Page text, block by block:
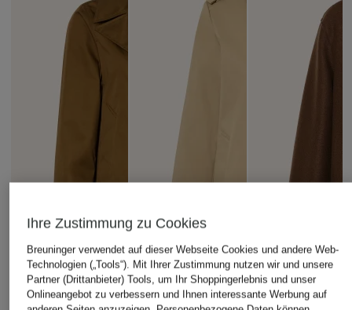
Ihre Zustimmung zu Cookies
Breuninger verwendet auf dieser Webseite Cookies und andere Web-
Technologien („Tools“). Mit Ihrer Zustimmung nutzen wir und unsere
Partner (Drittanbieter) Tools, um Ihr Shoppingerlebnis und unser
Onlineangebot zu verbessern und Ihnen interessante Werbung auf